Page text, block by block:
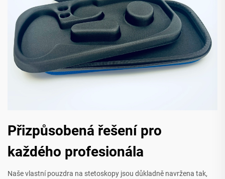
Přizpůsobená řešení pro
každého profesionála
Naše vlastní pouzdra na stetoskopy jsou důkladně navržena tak,